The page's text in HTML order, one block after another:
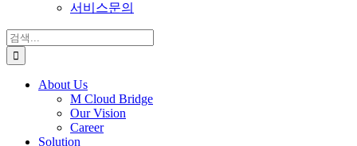
서비스문의
검
색:
About Us
M Cloud Bridge
Our Vision
Career
Solution